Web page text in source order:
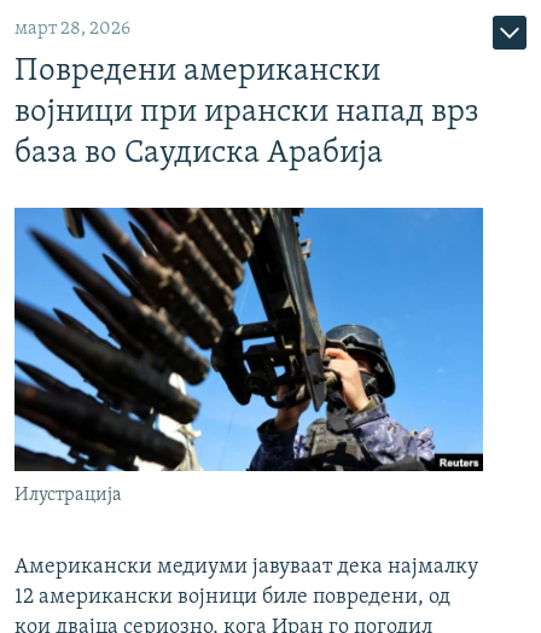
март 28, 2026
Повредени американски
војници при ирански напад врз
база во Саудиска Арабија
Илустрација
Американски медиуми јавуваат дека најмалку
12 американски војници биле повредени, од
кои двајца сериозно, кога Иран го погодил